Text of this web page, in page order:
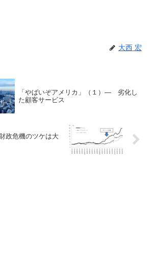
大西 宏
「やばいぞアメリカ」（１）― 劣化し
た顧客サービス
政危機のツケは大